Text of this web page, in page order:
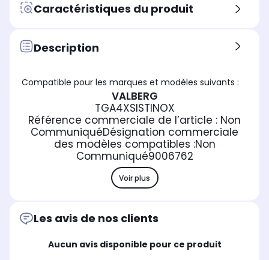
Caractéristiques du produit
Description
Compatible pour les marques et modèles suivants :
VALBERG
TGA4XSISTINOX
Référence commerciale de l’article : Non
CommuniquéDésignation commerciale
des modèles compatibles :Non
Communiqué9006762
Voir plus
Les avis de nos clients
Aucun avis disponible pour ce produit